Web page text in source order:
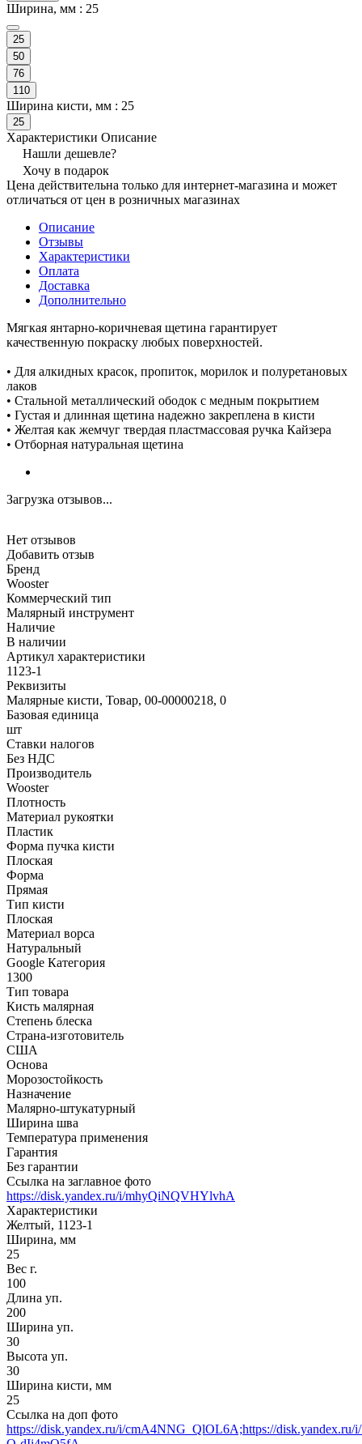
Ширина, мм : 25
25
50
76
110
Ширина кисти, мм : 25
25
Характеристики Описание
Нашли дешевле?
Хочу в подарок
Цена действительна только для интернет-магазина и может
отличаться от цен в розничных магазинах
Описание
Отзывы
Характеристики
Оплата
Доставка
Дополнительно
Мягкая янтарно-коричневая щетина гарантирует
качественную покраску любых поверхностей.
• Для алкидных красок, пропиток, морилок и полуретановых
лаков
• Стальной металлический ободок с медным покрытием
• Густая и длинная щетина надежно закреплена в кисти
• Желтая как жемчуг твердая пластмассовая ручка Кайзера
• Отборная натуральная щетина
Загрузка отзывов...
Нет отзывов
Добавить отзыв
Бренд
Wooster
Коммерческий тип
Малярный инструмент
Наличие
В наличии
Артикул характеристики
1123-1
Реквизиты
Малярные кисти, Товар, 00-00000218, 0
Базовая единица
шт
Ставки налогов
Без НДС
Производитель
Wooster
Плотность
Материал рукоятки
Пластик
Форма пучка кисти
Плоская
Форма
Прямая
Тип кисти
Плоская
Материал ворса
Натуральный
Google Категория
1300
Тип товара
Кисть малярная
Степень блеска
Страна-изготовитель
США
Основа
Морозостойкость
Назначение
Малярно-штукатурный
Ширина шва
Температура применения
Гарантия
Без гарантии
Ссылка на заглавное фото
https://disk.yandex.ru/i/mhyQiNQVHYlvhA
Характеристики
Желтый, 1123-1
Ширина, мм
25
Вес г.
100
Длина уп.
200
Ширина уп.
30
Высота уп.
30
Ширина кисти, мм
25
Ссылка на доп фото
https://disk.yandex.ru/i/cmA4NNG_QlOL6A;https://